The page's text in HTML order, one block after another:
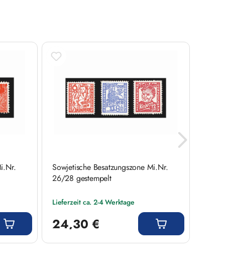
Sowjetische Besatzungszone Mi.Nr.
26/28 gestempelt
Lieferzeit ca. 2-4 Werktage
24,30 €